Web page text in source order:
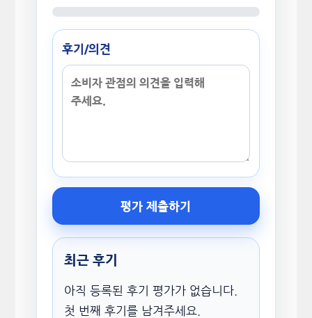
후기/의견
평가 제출하기
최근 후기
아직 등록된 후기 평가가 없습니다.
첫 번째 후기를 남겨주세요.